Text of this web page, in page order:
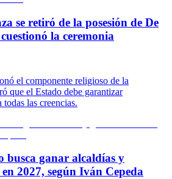
se retiró de la posesión de De
la ceremonia
el componente religioso de la
que el Estado debe garantizar
las creencias.
busca ganar alcaldías y
2027, según Iván Cepeda